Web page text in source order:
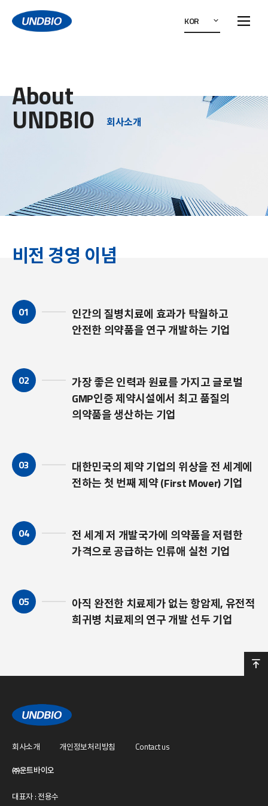
KOR
About
UNDBIO 회사소개
비전 경영 이념
01
인간의 질병치료에 효과가 탁월하고
안전한 의약품을 연구 개발하는 기업
02
가장 좋은 인력과 원료를 가지고 글로벌
GMP인증 제약시설에서 최고 품질의
의약품을 생산하는 기업
03
대한민국의 제약 기업의 위상을 전 세계에
전하는 첫 번째 제약 (First Mover) 기업
04
전 세계 저 개발국가에 의약품을 저렴한
가격으로 공급하는 인류애 실천 기업
05
아직 완전한 치료제가 없는 항암제, 유전적
희귀병 치료제의 연구 개발 선두 기업
회사소개 개인정보처리방침
Contact us
㈜운트바이오
대표자 : 전용수